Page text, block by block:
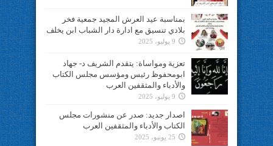
بمناسبة عيد العرش المجيد جمعية فخر
بلادي تنسيق مع ادارة دار الشباب ابن يخلف
9 يوليو، 2025
تعزية ومواساة: يتقدم الشريف د- جهاد
ابومحفوظ رئيس ومؤسس مجلس الكتاب
والأدباء والمثقفين العرب
9 يوليو، 2025
اصدار جديد: صدر عن منشورات مجلس
الكتاب والأدباء والمثقفين العرب
25 يونيو، 2025